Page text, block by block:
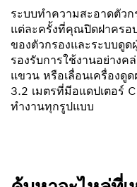
ระบบทำความสะอาดตัว
แต่ละครั้งที่คุณปิดฝาครอ
ของตัวกรองและระบบดู
รองรับการใช้งานอย่างค
แขวน หรือเลื่อนเครื่องดู
3.2 เมตรที่มีอแดปเตอร์
ทำงานทุกรูปแบบ